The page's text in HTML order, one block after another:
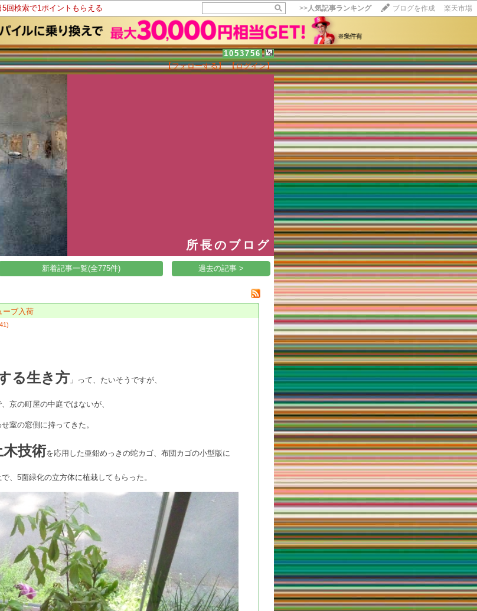
回検索で1ポイントもらえる >>人気記事ランキング ブログを作成 楽天市場
1053756
【フォローする】 【ログイン】
所長のブログ
【毎日開催】
15記事にいいね！で1ポイント
10秒滞在
いいね! --/--
新着記事一覧(全775件) 過去の記事 >
ーブ入荷
る生き方 」って、たいそうですが、
京の町屋の中庭ではないが、
室の窓側に持ってきた。
技術を応用した亜鉛めっきの蛇カゴ、布団カゴの小型版に
、5面緑化の立方体に植栽してもらった。